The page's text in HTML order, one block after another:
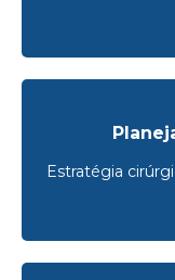
Estratégia